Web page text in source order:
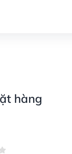
hàng